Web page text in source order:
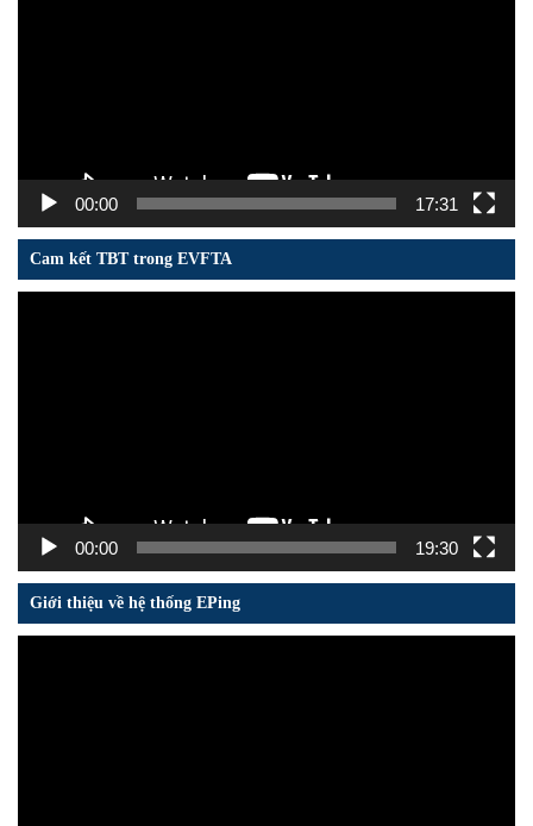
00:00 17:31
Cam kết TBT trong EVFTA
00:00 19:30
Giới thiệu về hệ thống EPing